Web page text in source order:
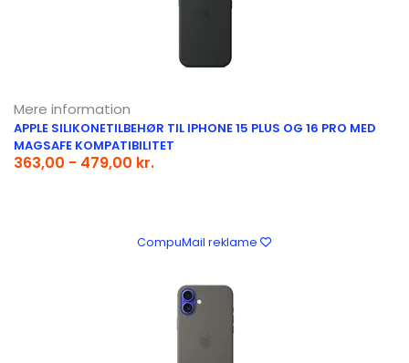
Mere information
APPLE SILIKONETILBEHØR TIL IPHONE 15 PLUS OG 16 PRO MED
MAGSAFE KOMPATIBILITET
363,00 - 479,00 kr.
CompuMail reklame